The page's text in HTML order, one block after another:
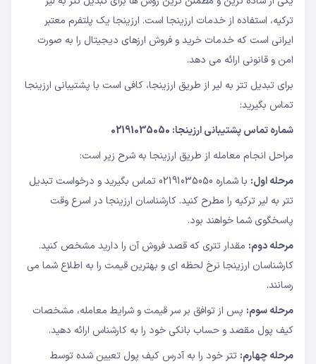
ترکیه، استفاده از خدمات ارزینجا است. ارزینجا یک پلتفرم معتبر
ایرانی است که خدمات خرید و فروش ارزهای دیجیتال را به صورت
امن و قانونی ارائه می دهد.
برای تبدیل تتر به لیر از طریق ارزینجا، کافی است با پشتیبانی ارزینجا
تماس بگیرید:
شماره تماس پشتیبانی ارزینجا: 02191035050
مراحل انجام معامله از طریق ارزینجا به شرح زیر است:
مرحله اول:
با شماره 02191035050 تماس بگیرید و درخواست تبدیل
تتر به لیر ترکیه را مطرح کنید. کارشناسان ارزینجا در اسرع وقت
پاسخگوی شما خواهند بود.
مرحله دوم: مقدار تتری که قصد فروش آن را دارید مشخص کنید.
کارشناسان ارزینجا نرخ لحظه ای و بهترین قیمت را به اطلاع شما می
رسانند.
مرحله سوم: پس از توافق بر سر قیمت و شرایط معامله، مشخصات
کیف پول مقصد و حساب بانکی خود را به کارشناس ارائه دهید.
مرحله چهارم: تتر خود را به آدرس کیف پول تعیین شده توسط